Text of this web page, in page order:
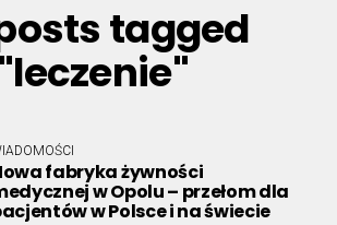
tagged
"leczenie"
fabryka żywności
w Opolu – przełom dla
w Polsce i na świecie